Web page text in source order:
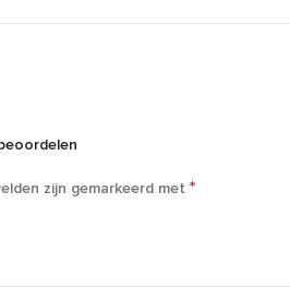
zijn gemarkeerd met *